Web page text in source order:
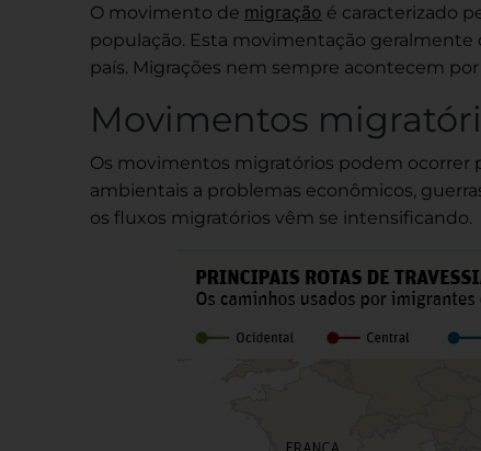
O movimento de migração é caracterizado
população. Esta movimentação
país. Migrações nem sempre acontecem
Movimentos
Os movimentos migratórios podem ocorrer
ambientais a problemas econômicos,
os fluxos migratórios vêm se intensificando.